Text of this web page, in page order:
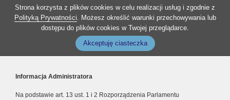
Strona korzysta z plików cookies w celu realizacji usług i zgodnie z
Polityką Prywatności. Możesz określić warunki przechowywania lub
dostępu do plików cookies w Twojej przeglądarce.
Akceptuję ciasteczka
Informacja Administratora
Na podstawie art. 13 ust. 1 i 2 Rozporządzenia Parlamentu